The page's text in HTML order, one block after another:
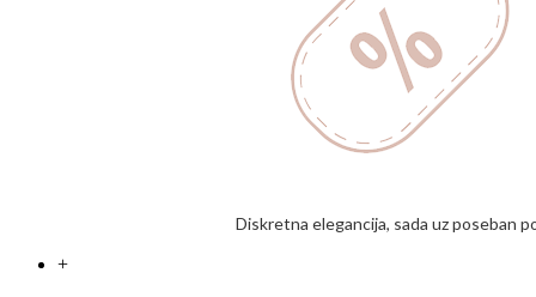
Diskretna elegancija, sada uz poseban
+